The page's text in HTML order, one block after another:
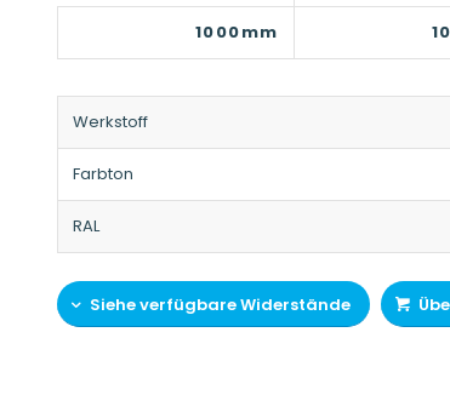
1000mm
Werkstoff
Farbton
RAL
Siehe verfügbare Widerstände